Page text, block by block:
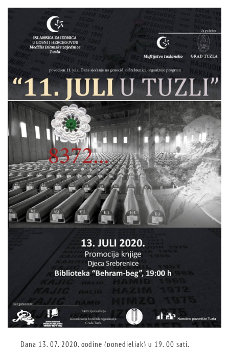
Dana 13. 07. 2020. godine (ponedjeljak) u 19, 00 sati,